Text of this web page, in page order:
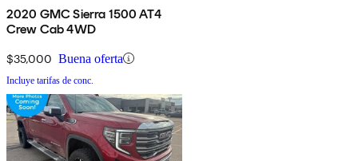
2020 GMC Sierra 1500 AT4
Crew Cab 4WD
$35,000 Buena oferta
Incluye tarifas de conc.